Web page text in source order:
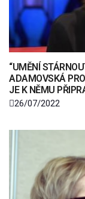
“UMĚNÍ
ADAMOVSKÁ
JE K NĚMU
26/07/2022